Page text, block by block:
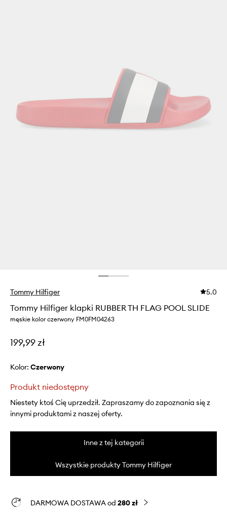
Tommy Hilfiger 5.0
Tommy Hilfiger klapki RUBBER TH FLAG POOL SLIDE
męskie kolor czerwony FM0FM04263
199,99 zł
Kolor: czerwony
Produkt niedostępny
Niestety ktoś Cię uprzedził. Zapraszamy do zapoznania się z
innymi produktami z naszej oferty.
Inne z tej kategorii
Wszystkie produkty Tommy Hilfiger
DARMOWA DOSTAWA od 280 zł